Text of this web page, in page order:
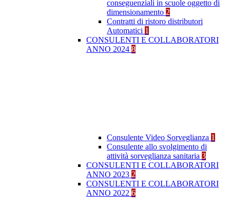
conseguenziali in scuole oggetto di
dimensionamento 2
Contratti di ristoro distributori
Automatici 1
CONSULENTI E COLLABORATORI
ANNO 2024 8
Consulente Video Sorveglianza 1
Consulente allo svolgimento di
attività sorveglianza sanitaria 3
CONSULENTI E COLLABORATORI
ANNO 2023 2
CONSULENTI E COLLABORATORI
ANNO 2022 6